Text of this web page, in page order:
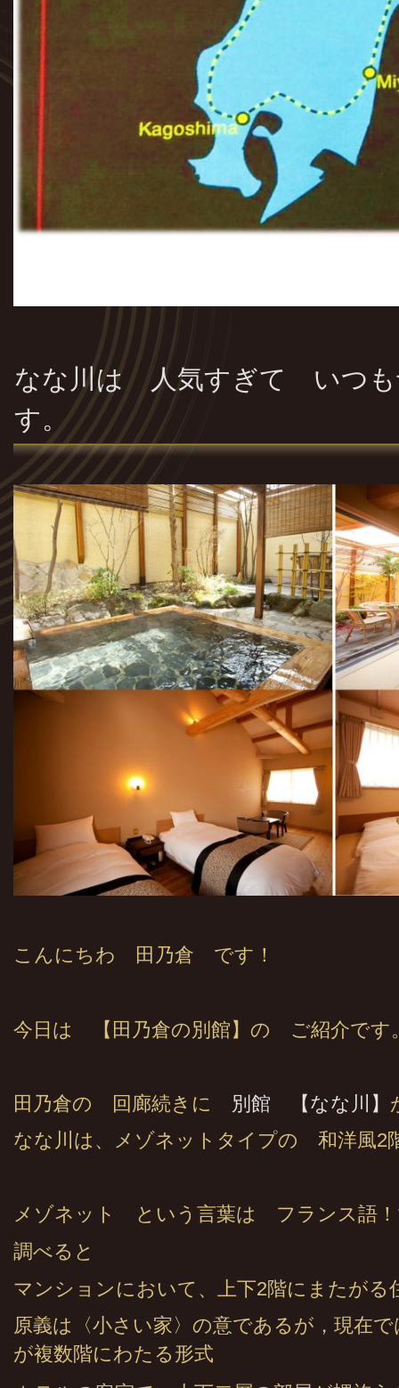
なな川は 人気すぎて いつも
す。
こんにちわ 田乃倉 です！
今日は 【田乃倉の別館】の ご紹介です
田乃倉の 回廊続きに 別館 【なな川】
なな川は、メゾネットタイプの 和洋風2
メゾネット という言葉は フランス語！
調べると
マンションにおいて、上下2階にまたが
原義は〈小さい家〉の意であるが，現在
が複数階にわたる形式